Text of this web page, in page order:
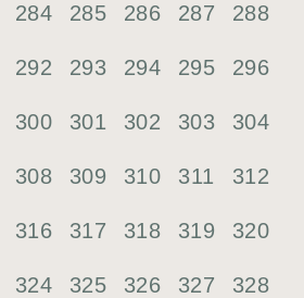
284 285 286 287 288
292 293 294 295 296
300 301 302 303 304
308 309 310 311 312
316 317 318 319 320
324 325 326 327 328